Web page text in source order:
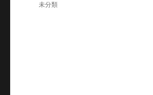
Categories
未分類